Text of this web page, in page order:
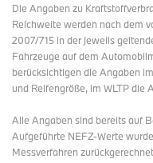
Die Angaben zu
Reichweite werden nach dem
2007/715 in der jeweils
Fahrzeuge auf dem
berücksichtigen die Angaben
und Reifengröße, im WLTP die
Alle Angaben sind bereits auf
Aufgeführte NEFZ-Werte
Messverfahren